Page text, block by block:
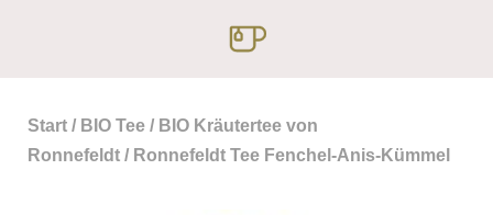
Start / BIO Tee / BIO Kräutertee von
Ronnefeldt / Ronnefeldt Tee Fenchel-Anis-Kümmel